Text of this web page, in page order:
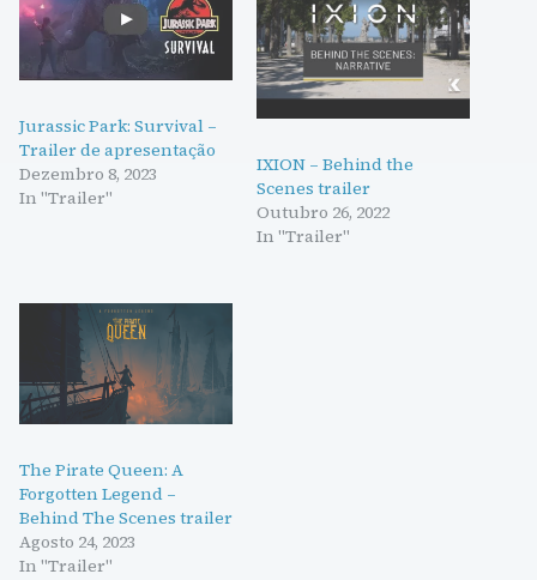
Jurassic Park: Survival –
Trailer de apresentação
Dezembro 8, 2023
In "Trailer"
IXION – Behind the
Scenes trailer
Outubro 26, 2022
In "Trailer"
The Pirate Queen: A
Forgotten Legend –
Behind The Scenes trailer
Agosto 24, 2023
In "Trailer"